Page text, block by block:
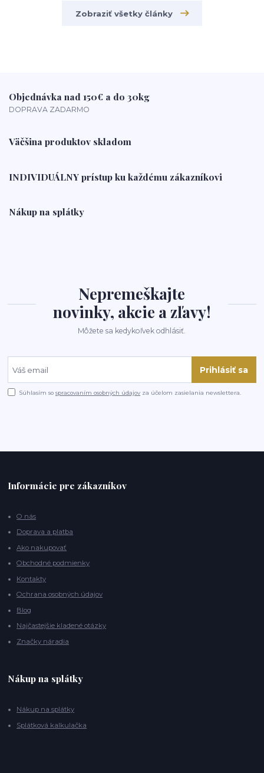
Zobraziť všetky články
Objednávka nad 150€ a do 30kg
DOPRAVA ZADARMO
Väčšina produktov skladom
INDIVIDUÁLNY prístup ku každému zákazníkovi
Nákup na splátky
Nepremeškajte
novinky, akcie a zľavy!
Môžete sa kedykoľvek odhlásiť.
Prihlásiť sa
Súhlasím sospracovaním osobných údajov za účelom zasielania newslettera.
Informácie pre zákazníkov
O nás
Doprava a platba
Ako nakupovať
Obchodné podmienky
Kontakty
Ochrana osobných údajov
Blog
Najčastejšie kladené otázky
Značky náradia
Nákup na splátky
Nákup na splátky
Splátková kalkulačka